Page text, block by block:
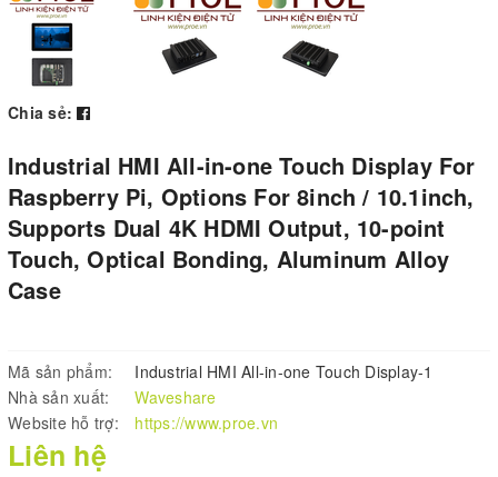
Chia sẻ:
Industrial HMI All-in-one Touch Display For
Raspberry Pi, Options For 8inch / 10.1inch,
Supports Dual 4K HDMI Output, 10-point
Touch, Optical Bonding, Aluminum Alloy
Case
Mã sản phẩm:
Industrial HMI All-in-one Touch Display-1
Nhà sản xuất:
Waveshare
Website hỗ trợ:
https://www.proe.vn
Liên hệ